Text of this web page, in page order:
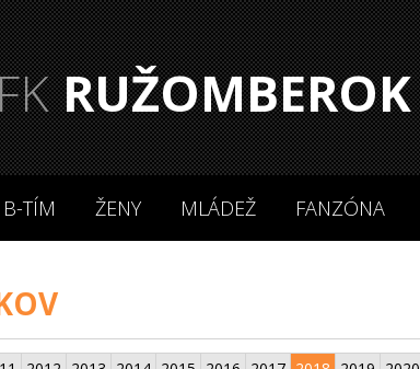
RUŽOMBEROK
B-TÍM ŽENY MLÁDEŽ FANZÓNA